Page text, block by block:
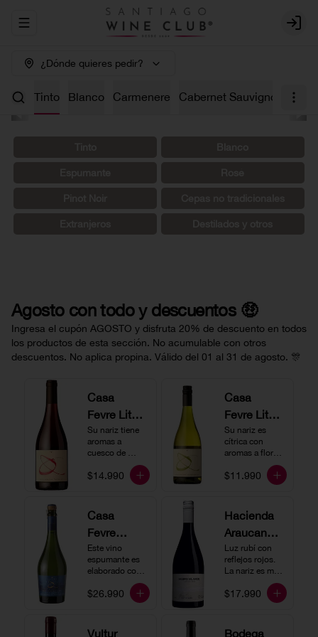
Abrir menu de navegación Login
¿Dónde quieres pedir?
🤑 Tinto Blanco Carmenere Cabernet Sauvignon
Agosto con todo y descuentos 🤑
Ingresa el cupón AGOSTO y disfruta 20% de descuento en todos
los productos de esta sección. No acumulable con otros
descuentos. No aplica propina. Válido del 01 al 31 de agosto. 🎊
Casa
Fevre Little
Quino
Pinot Noir
Su nariz tiene
aromas a
cuesco de
frambuesa. En
boca tiene una
es un vino muy
vertical. Ideal
para beberlo
más frío como
acompañado de
$14.990
Casa
Fevre Little
Quino
Sauvignon
Su nariz es
cítrica con
aromas a flores
blancas y lima.
En boca tiene
vertical y de
persistencia
media. Ideal
para acompañar
con ostras.
$11.990
Casa
Fevre
Quino
Espumant
Este vino
espumante es
elaborado con
tradicional y se
produce a partir
Chardonnay y
$26.990
Hacienda
Araucano-
Lurton
Humo
Gran
Luz rubí con
reflejos rojos.
La nariz es muy
expresiva con
notas de fresa y
rico y redondo
$17.990
Vultur
Bodega